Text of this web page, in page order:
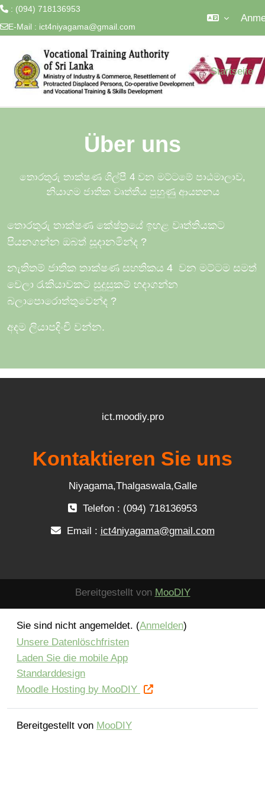
: (094) 718136953
E-Mail : ict4niyagama@gmail.com
Startseite
Über uns
තොරතුරු තාක්ෂණ ශිල්පී 4 වන මට්ටමේ පාඨමාලාව,
නියාගම ජාතික වෘත්තීය පුහුණු ආයතනය
තොරතුරු තාක්ෂණ කේෂ්ත්‍රයේ ඉහළ වෘත්තියකට
පියනගන්න ඔබත් සූදානමින්ද ?
නැතිතම් ජාතික තාක්ෂණ සහතිකය 4 වන මට්ටම සමත්
වෙලා රැකියාවකට සුදුසුකම් හදාගන්න
බලාපොරොත්තුවෙන්ද ?
අදම ලියාපදිංචි වන්න.
ict.moodiy.pro
Kontaktieren Sie uns
Niyagama,Thalgaswala,Galle
Telefon : (094) 718136953
Email : ict4niyagama@gmail.com
Bereitgestellt von MooDIY
Sie sind nicht angemeldet. (Anmelden)
Unsere Datenlöschfristen
Laden Sie die mobile App
Standarddesign
Moodle Hosting by MooDIY
Bereitgestellt von MooDIY